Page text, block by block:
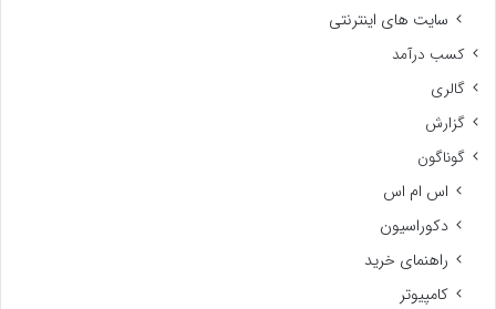
سایت های اینترنتی
کسب درآمد
گالری
گزارش
گوناگون
اس ام اس
دکوراسیون
راهنمای خرید
کامپیوتر